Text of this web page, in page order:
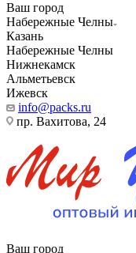
Ваш город
Набережные Челны
Казань
Набережные Челны
Нижнекамск
Альметьевск
Ижевск
info@packs.ru
пр. Вахитова, 24
Ваш город